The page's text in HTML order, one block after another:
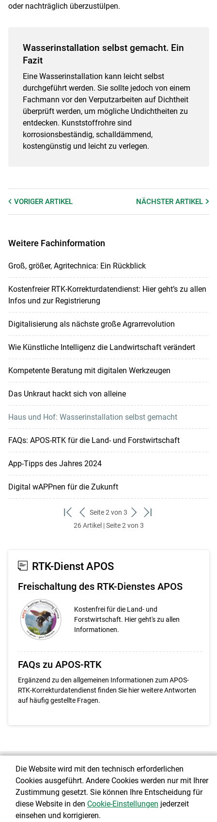
oder nachträglich überzustülpen.
Wasserinstallation selbst gemacht. Ein
Fazit
Eine Wasserinstallation kann leicht selbst
durchgeführt werden. Sie sollte jedoch von einem
Fachmann vor den Verputzarbeiten auf Dichtheit
überprüft werden, um mögliche Undichtheiten zu
entdecken. Kunststoffrohre sind
korrosionsbeständig, schalldämmend,
kostengünstig und leicht zu verlegen.
VORIGER ARTIKEL NÄCHSTERARTIKEL
Weitere Fachinformation
Groß, größer, Agritechnica: Ein Rückblick
Kostenfreier RTK-Korrekturdatendienst: Hier geht’s zu allen
Infos und zur Registrierung
Digitalisierung als nächste große Agrarrevolution
Wie Künstliche Intelligenz die Landwirtschaft verändert
Kompetente Beratung mit digitalen Werkzeugen
Das Unkraut hackt sich von alleine
Haus und Hof: Wasserinstallation selbst gemacht
FAQs: APOS-RTK für die Land- und Forstwirtschaft
App-Tipps des Jahres 2024
Digital wAPPnen für die Zukunft
zum
ersten
zurück
zum
Seite 2 von 3
weiter
zum
zum
26 Artikel | Seite 2 von 3
RTK-Dienst APOS
Freischaltung des RTK-Dienstes APOS
Kostenfrei für die Land- und
Forstwirtschaft. Hier geht's zu allen
Informationen.
FAQs zu APOS-RTK
Ergänzend zu den allgemeinen Informationen zum APOS-
RTK-Korrekturdatendienst finden Sie hier weitere Antworten
auf häufig gestellte Fragen.
Über uns
© 2026 ktn.lko.at
Die Website wird mit den technisch erforderlichen
Cookies ausgeführt. Andere Cookies werden nur mit Ihrer
Zustimmung gesetzt. Sie können Ihre Entscheidung für
diese Website in den Cookie-Einstellungen jederzeit
einsehen und korrigieren.